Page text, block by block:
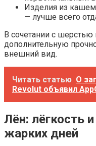
Изделия из
— лучше всего
В сочетании с
дополнительную
внешний вид.
Читать статью О
Revolut объявил
Лён: лёгкость
жарких дней